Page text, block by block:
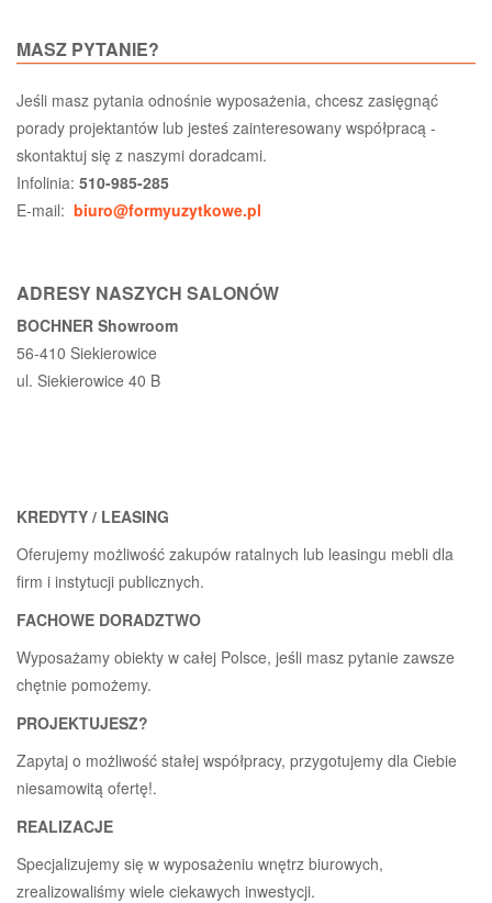
MASZ PYTANIE?
Jeśli masz pytania odnośnie wyposażenia, chcesz zasięgnąć
porady projektantów lub jesteś zainteresowany współpracą -
skontaktuj się z naszymi doradcami.
Infolinia: 510-985-285
E-mail: biuro@formyuzytkowe.pl
ADRESY NASZYCH SALONÓW
BOCHNER Showroom
56-410 Siekierowice
ul. Siekierowice 40 B
KREDYTY / LEASING
Oferujemy możliwość zakupów ratalnych lub leasingu mebli dla
firm i instytucji publicznych.
FACHOWE DORADZTWO
Wyposażamy obiekty w całej Polsce, jeśli masz pytanie zawsze
chętnie pomożemy.
PROJEKTUJESZ?
Zapytaj o możliwość stałej współpracy, przygotujemy dla Ciebie
niesamowitą ofertę!.
REALIZACJE
Specjalizujemy się w wyposażeniu wnętrz biurowych,
zrealizowaliśmy wiele ciekawych inwestycji.